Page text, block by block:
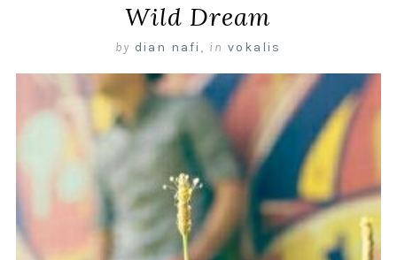
Wild Dream
by dian nafi , in vokalis